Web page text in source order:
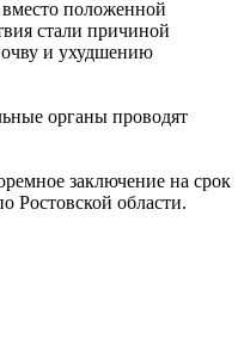
положенной
стали причиной
и ухудшению
органы проводят
заключение на срок
Ростовской области.